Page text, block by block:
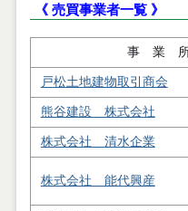
《 売買事業者一覧 》
事 業
戸松土地建物取引商会
熊谷建設 株式会社
株式会社 清水企業
株式会社 能代興産